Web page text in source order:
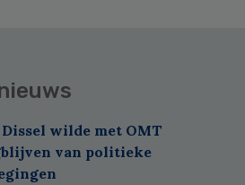
Dissel wilde met OMT
van politieke